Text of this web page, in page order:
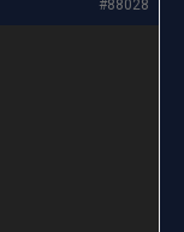
#88028